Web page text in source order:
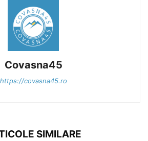
Covasna45
https://covasna45.ro
SIMILARE